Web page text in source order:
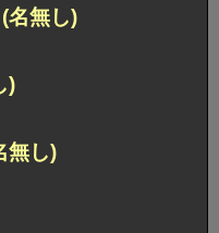
無し)
)
無し)